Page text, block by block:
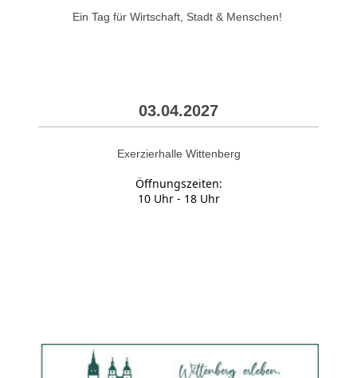
Ein Tag für Wirtschaft, Stadt & Menschen!
03.04.2027
Exerzierhalle Wittenberg
Öffnungszeiten:
10 Uhr - 18 Uhr